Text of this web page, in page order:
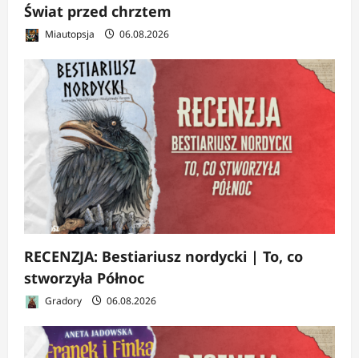
Świat przed chrztem
Miautopsja 06.08.2026
RECENZJA: Bestiariusz nordycki | To, co
stworzyła Północ
Gradory 06.08.2026